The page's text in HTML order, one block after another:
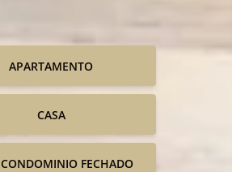
APARTAMENTO
CASA
FECHADO